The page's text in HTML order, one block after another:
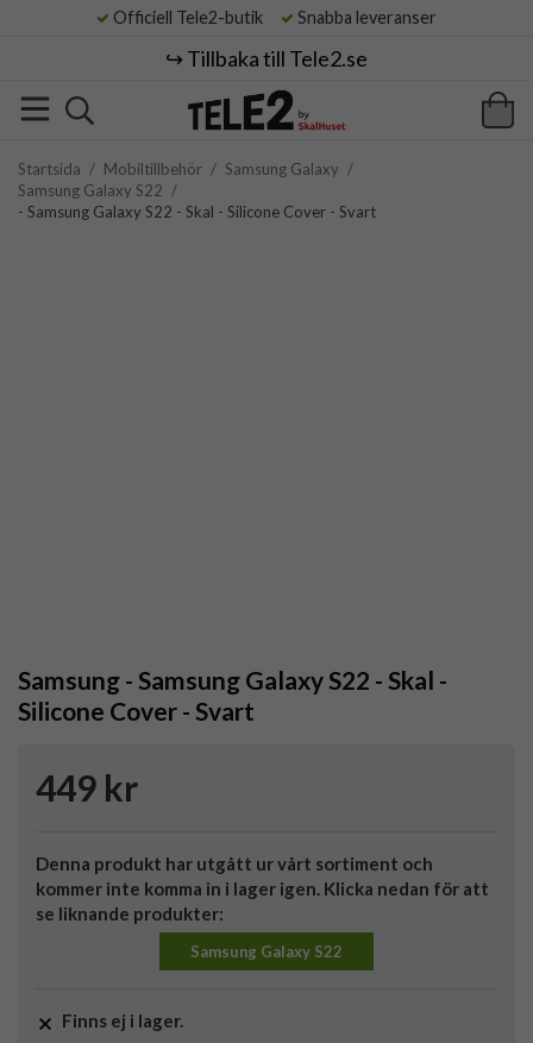
Officiell Tele2-butik Snabba leveranser
↪️ Tillbaka till Tele2.se
Startsida / Mobiltillbehör / Samsung Galaxy /
Samsung Galaxy S22 /
- Samsung Galaxy S22 - Skal - Silicone Cover - Svart
Samsung - Samsung Galaxy S22 - Skal -
Silicone Cover - Svart
449 kr
Denna produkt har utgått ur vårt sortiment och
kommer inte komma in i lager igen. Klicka nedan för att
se liknande produkter:
Samsung Galaxy S22
Finns ej i lager.